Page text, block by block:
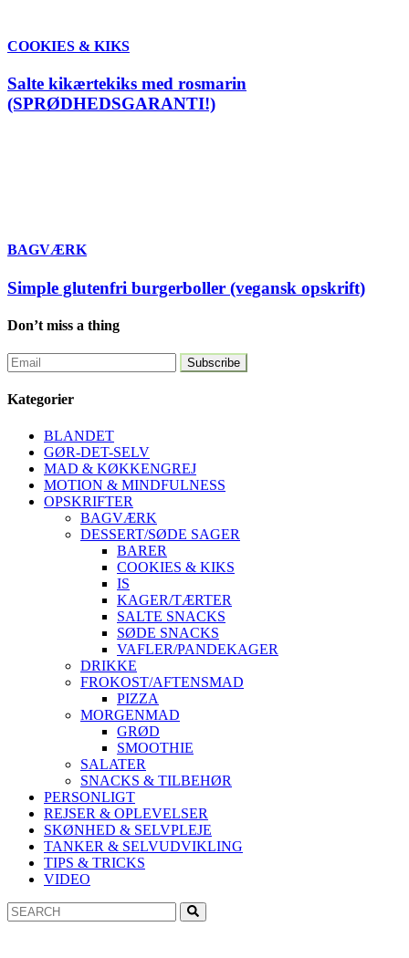
COOKIES & KIKS
Salte kikærtekiks med rosmarin
(SPRØDHEDSGARANTI!)
BAGVÆRK
Simple glutenfri burgerboller (vegansk opskrift)
Don’t miss a thing
Kategorier
BLANDET
GØR-DET-SELV
MAD & KØKKENGREJ
MOTION & MINDFULNESS
OPSKRIFTER
BAGVÆRK
DESSERT/SØDE SAGER
BARER
COOKIES & KIKS
IS
KAGER/TÆRTER
SALTE SNACKS
SØDE SNACKS
VAFLER/PANDEKAGER
DRIKKE
FROKOST/AFTENSMAD
PIZZA
MORGENMAD
GRØD
SMOOTHIE
SALATER
SNACKS & TILBEHØR
PERSONLIGT
REJSER & OPLEVELSER
SKØNHED & SELVPLEJE
TANKER & SELVUDVIKLING
TIPS & TRICKS
VIDEO
Search
for: